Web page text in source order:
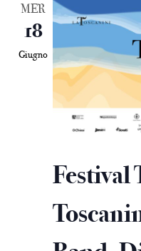
MER
18
Giugno
Festival